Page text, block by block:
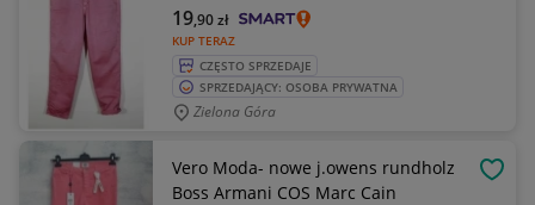
KUP TERAZ
19,90zł
CZĘSTO SPRZEDAJE
SPRZEDAJĄCY: OSOBA PRYWATNA
Zielona Góra
Vero Moda- nowe j.owens rundholz
Boss Armani COS Marc Cain